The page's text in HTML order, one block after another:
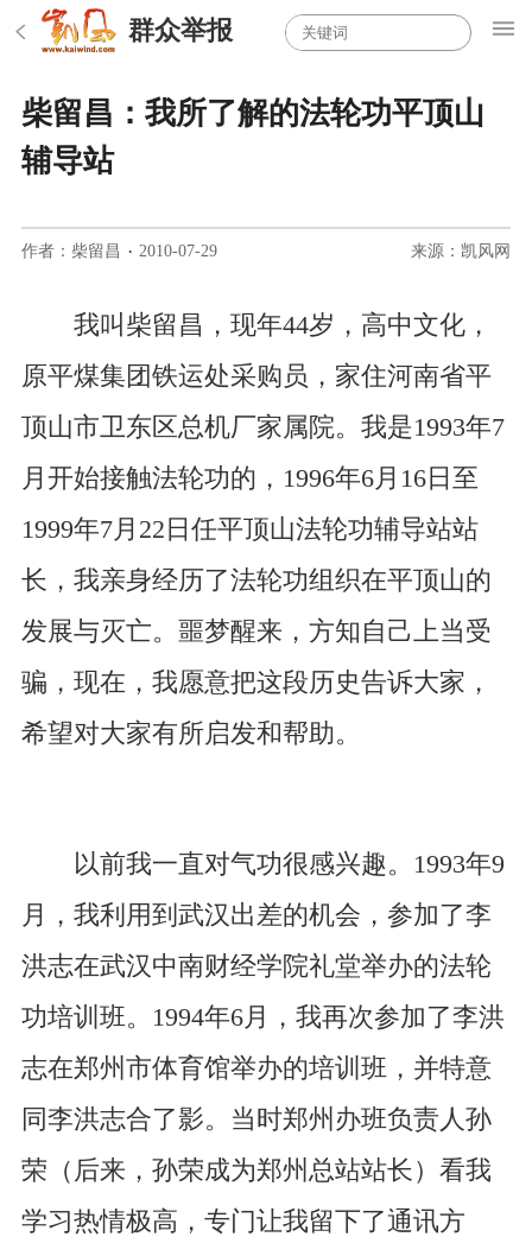
群众举报
柴留昌：我所了解的法轮功平顶山
辅导站
作者：柴留昌 · 2010-07-29 来源：凯风网
我叫柴留昌，现年44岁，高中文化，
原平煤集团铁运处采购员，家住河南省平
顶山市卫东区总机厂家属院。我是1993年7
月开始接触法轮功的，1996年6月16日至
1999年7月22日任平顶山法轮功辅导站站
长，我亲身经历了法轮功组织在平顶山的
发展与灭亡。噩梦醒来，方知自己上当受
骗，现在，我愿意把这段历史告诉大家，
希望对大家有所启发和帮助。
以前我一直对气功很感兴趣。1993年9
月，我利用到武汉出差的机会，参加了李
洪志在武汉中南财经学院礼堂举办的法轮
功培训班。1994年6月，我再次参加了李洪
志在郑州市体育馆举办的培训班，并特意
同李洪志合了影。当时郑州办班负责人孙
荣（后来，孙荣成为郑州总站站长）看我
学习热情极高，专门让我留下了通讯方